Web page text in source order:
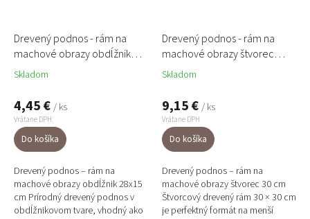
Drevený podnos - rám na
machové obrazy obdĺžnik
28x15cm
Skladom
4,45 € / ks
Vrátane DPH
Do košíka
Drevený podnos – rám na
machové obrazy obdĺžnik 28x15
cm Prírodný drevený podnos v
obdĺžnikovom tvare, vhodný ako
Drevený podnos - rám na
machové obrazy štvorec
30cm
Skladom
9,15 € / ks
Vrátane DPH
Do košíka
Drevený podnos – rám na
machové obrazy štvorec 30 cm
Štvorcový drevený rám 30 × 30 cm
je perfektný formát na menší